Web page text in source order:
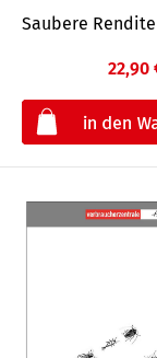
Saubere
22,90